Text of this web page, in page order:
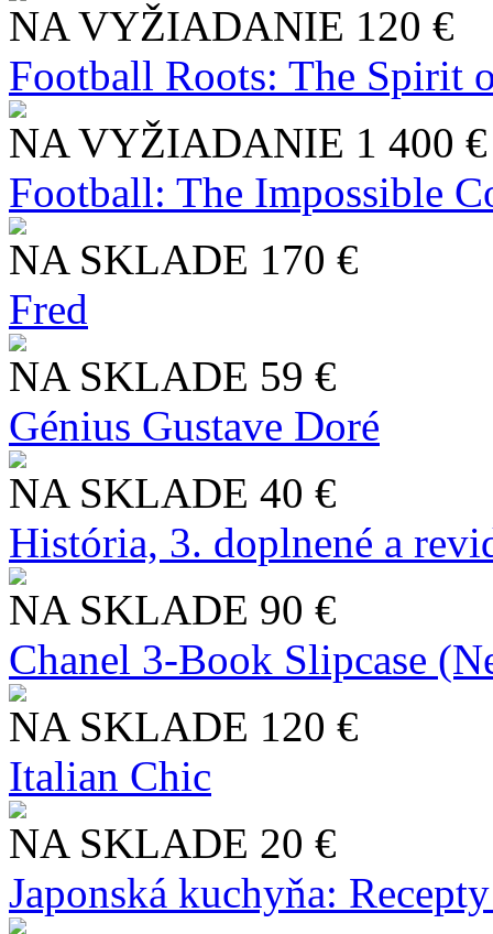
NA VYŽIADANIE 120 €
Football Roots: The Spirit
NA VYŽIADANIE 1 400 €
Football: The Impossible
NA SKLADE 170 €
Fred
NA SKLADE 59 €
Génius Gustave Doré
NA SKLADE 40 €
História, 3. doplnené a
NA SKLADE 90 €
Chanel 3-Book Slipcase
NA SKLADE 120 €
Italian Chic
NA SKLADE 20 €
Japonská kuchyňa: